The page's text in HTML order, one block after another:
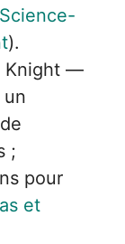
Science-
).
Knight —
;
pour
et